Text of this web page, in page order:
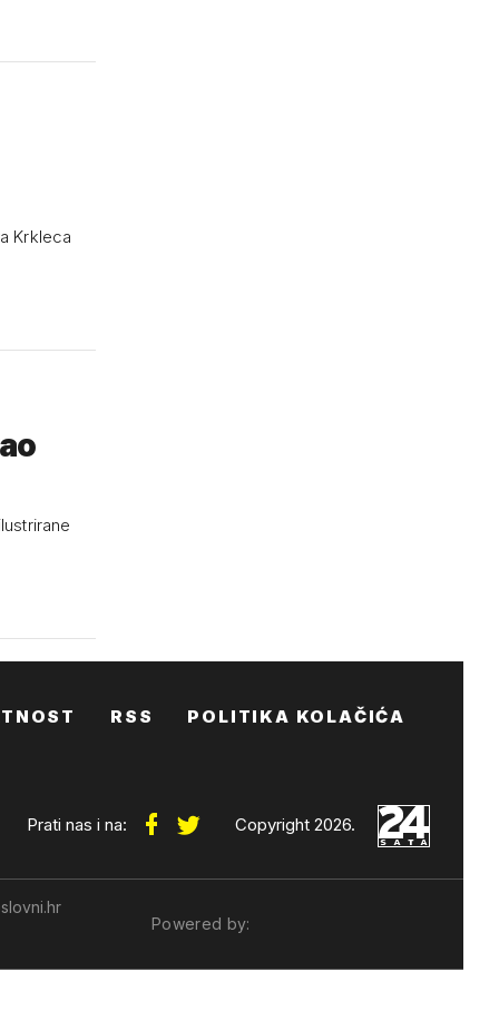
Krkleca
RSS POLITIKA KOLAČIĆA
Prati nas i na: Copyright 2026.
Powered by: